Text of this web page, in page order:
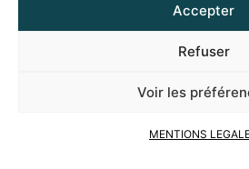
Accepter
Refuser
Voir les
MENTIONS